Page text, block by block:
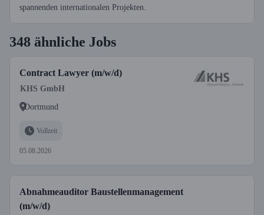
spannenden internationalen Projekten.
348 ähnliche Jobs
Contract Lawyer (m/w/d)
KHS GmbH
Dortmund
Vollzeit
05.08.2026
Abnahmeauditor Baustellenmanagement
(m/w/d)